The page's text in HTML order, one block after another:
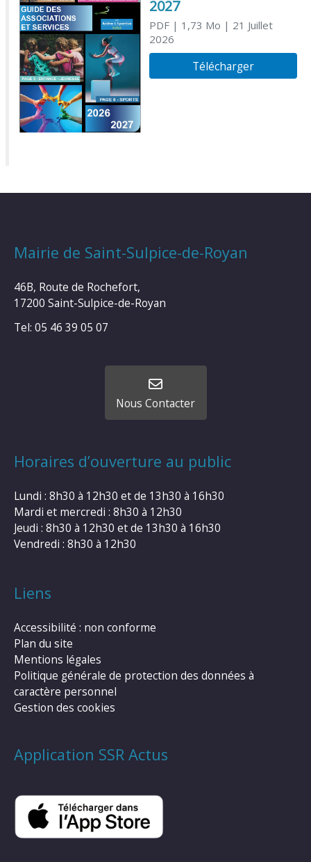
2027
PDF| 1,73 Mo | 21 Juillet
2026
Télécharger
Mairie de Saint-Sulpice-de-Royan
46B, Route de Rochefort,
17200 Saint-Sulpice-de-Royan
Tel: 05 46 39 05 07
Nous Contacter
Horaires d’ouverture au public
Lundi : 8h30 à 12h30 et de 13h30 à 16h30
Mardi et mercredi : 8h30 à 12h30
Jeudi : 8h30 à 12h30 et de 13h30 à 16h30
Vendredi : 8h30 à 12h30
Liens
Accessibilité : non conforme
Plan du site
Mentions légales
Politique générale de protection des données à
caractère personnel
Gestion des cookies
Application SSR Actus